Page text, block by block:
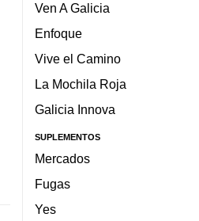
Ven A Galicia
Enfoque
Vive el Camino
La Mochila Roja
Galicia Innova
SUPLEMENTOS
Mercados
Fugas
Yes